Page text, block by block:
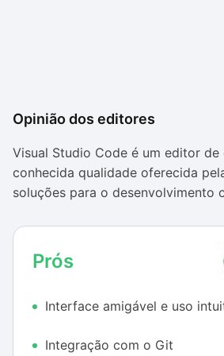
Opinião dos editores
Visual Studio Code é um editor
conhecida qualidade oferecida
soluções para o desenvolvimento
voltado para quem deseja criar
nuvem e para a web, mas nada
como uma ferramenta para
ser bem elegante e, de certa
Prós
Interface amigável e uso
Integração com o Git